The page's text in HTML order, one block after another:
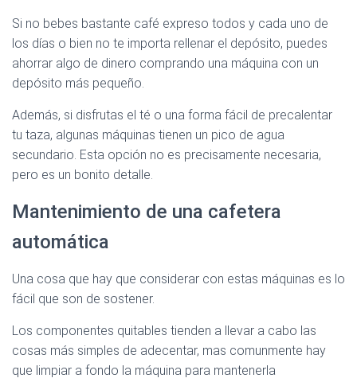
Si no bebes bastante café expreso todos y cada uno de
los días o bien no te importa rellenar el depósito, puedes
ahorrar algo de dinero comprando una máquina con un
depósito más pequeño.
Además, si disfrutas el té o una forma fácil de precalentar
tu taza, algunas máquinas tienen un pico de agua
secundario. Esta opción no es precisamente necesaria,
pero es un bonito detalle.
Mantenimiento de una cafetera
automática
Una cosa que hay que considerar con estas máquinas es lo
fácil que son de sostener.
Los componentes quitables tienden a llevar a cabo las
cosas más simples de adecentar, mas comunmente hay
que limpiar a fondo la máquina para mantenerla